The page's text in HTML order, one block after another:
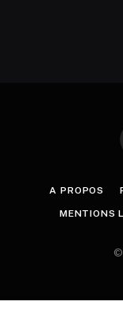
A PROPOS
MENTIONS
©